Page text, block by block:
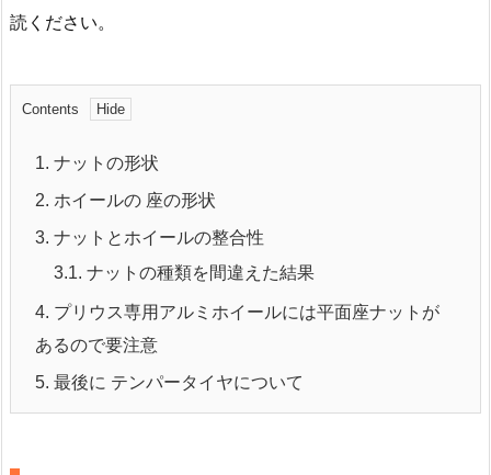
読ください。
Contents
1. ナットの形状
2. ホイールの 座の形状
3. ナットとホイールの整合性
3.1. ナットの種類を間違えた結果
4. プリウス専用アルミホイールには平面座ナットが
あるので要注意
5. 最後に テンパータイヤについて